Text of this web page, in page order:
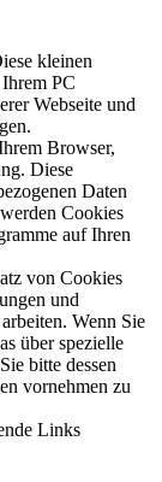
kleinen
PC
Webseite und
Browser,
Diese
Daten
Cookies
auf Ihren
von Cookies
und
Wenn Sie
über spezielle
bitte dessen
vornehmen zu
Links